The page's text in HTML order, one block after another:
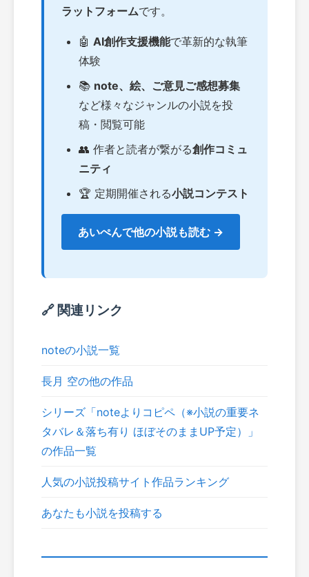
ラットフォームです。
🤖 AI創作支援機能で革新的な執筆
体験
📚 note、絵、ご意見ご感想募集
など様々なジャンルの小説を投
稿・閲覧可能
👥 作者と読者が繋がる創作コミュ
ニティ
🏆 定期開催される小説コンテスト
あいぺんで他の小説も読む →
🔗 関連リンク
noteの小説一覧
長月 空の他の作品
シリーズ「noteよりコピペ（※小説の重要ネ
タバレ＆落ち有り ほぼそのままUP予定）」
の作品一覧
人気の小説投稿サイト作品ランキング
あなたも小説を投稿する